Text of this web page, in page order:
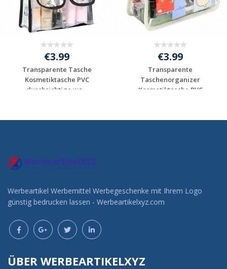
€3.99
Transparente Tasche
Kosmetiktasche PVC
durchsichtige wa...
€3.99
Transparente
Taschenorganizer
Kosmetiktasche PVC
Werbeartikel Werbemittel Werbegeschenke mit Ihrem Logo
günstig bedrucken lassen - Werbeartikelxyz.com
ÜBER WERBEARTIKELXYZ